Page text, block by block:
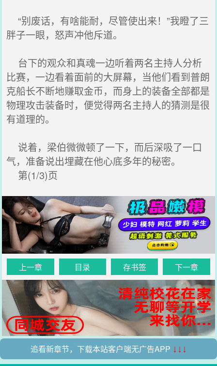
“别废话，有啥能耐，尽管使出来！”我瞪了三
胖子一眼，怒声冲他斥道。
台下的观众和真魂一边听着两名主持人分析
比赛，一边看着面前的大屏幕，当他们看到普朗
克船长不断地赚取金币，而身上的装备全部都是
物理攻击装备时，便觉得两名主持人的猜测是很
有道理的。
说着，梁伯微微顿了一下，而后深吸了一口
气，准备说出埋藏在他心底多年的秘密。
第(1/3)页
上一章 目录 存书签 下一章
追看新章节，下载本站客户端无广告APP ↓↓↓